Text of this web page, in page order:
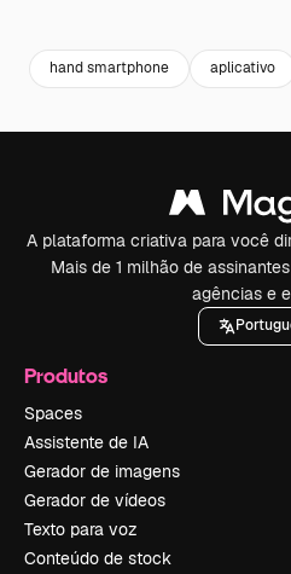
hand smartphone aplicativo
A plataforma criativa para você
Mais de 1 milhão de
agências e
Produtos
Spaces
Assistente de IA
Gerador de imagens
Gerador de vídeos
Texto para voz
Conteúdo de stock